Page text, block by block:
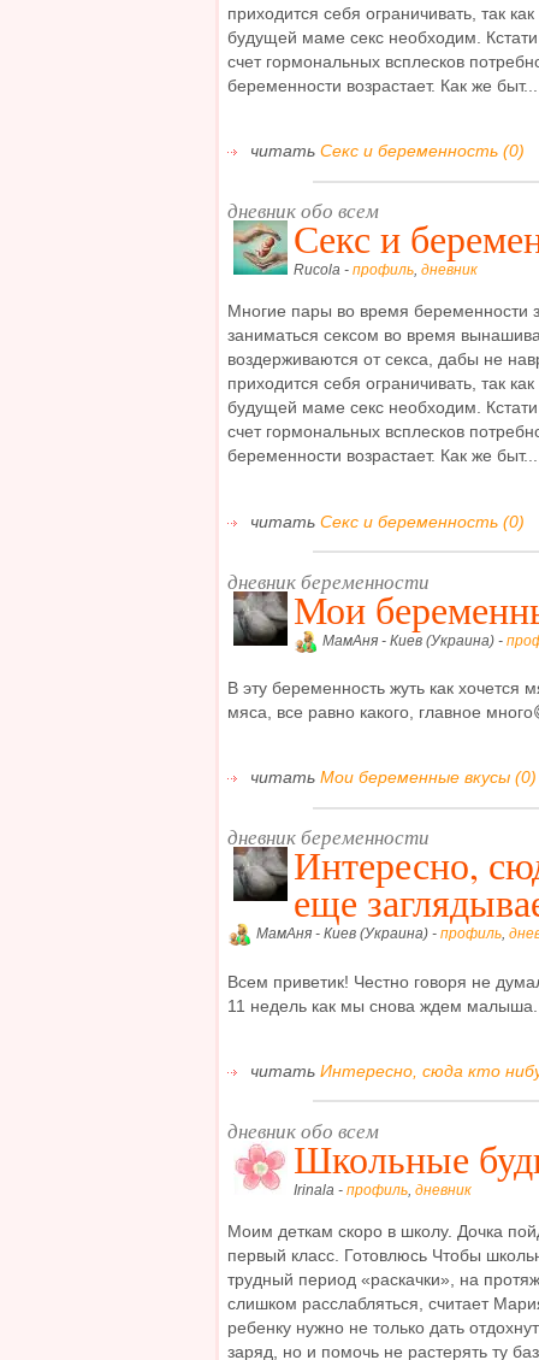
приходится себя ограничивать, так
будущей маме секс необходим.
счет гормональных всплесков
беременности возрастает. Как же быт...
читать Секс и беременность (0)
дневник обо всем
Секс и
Rucola - профиль, дневник
Многие пары во время беременности
заниматься сексом во время
воздерживаются от секса, дабы не
приходится себя ограничивать, так
будущей маме секс необходим.
счет гормональных всплесков
беременности возрастает. Как же быт...
читать Секс и беременность (0)
дневник беременности
Мои
МамАня - Киев (Украина) -
В эту беременность жуть как хочется
мяса, все равно какого, главное
читать Мои беременные вкусы (0)
дневник беременности
Интересно,
еще
МамАня - Киев (Украина) - профиль,
Всем приветик! Честно говоря не
11 недель как мы снова ждем
читать Интересно, сюда кто
дневник обо всем
Школьные
Irinala - профиль дневник
Моим деткам скоро в школу. Дочка
первый класс. Готовлюсь Чтобы
трудный период «раскачки», на
слишком расслабляться, считает
ребенку нужно не только дать
заряд, но и помочь не растерять ту